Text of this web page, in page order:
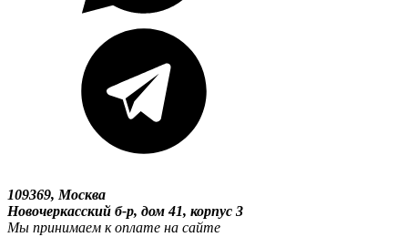
109369, Москва
Новочеркасский б-р, дом 41, корпус 3
Мы принимаем к оплате на сайте